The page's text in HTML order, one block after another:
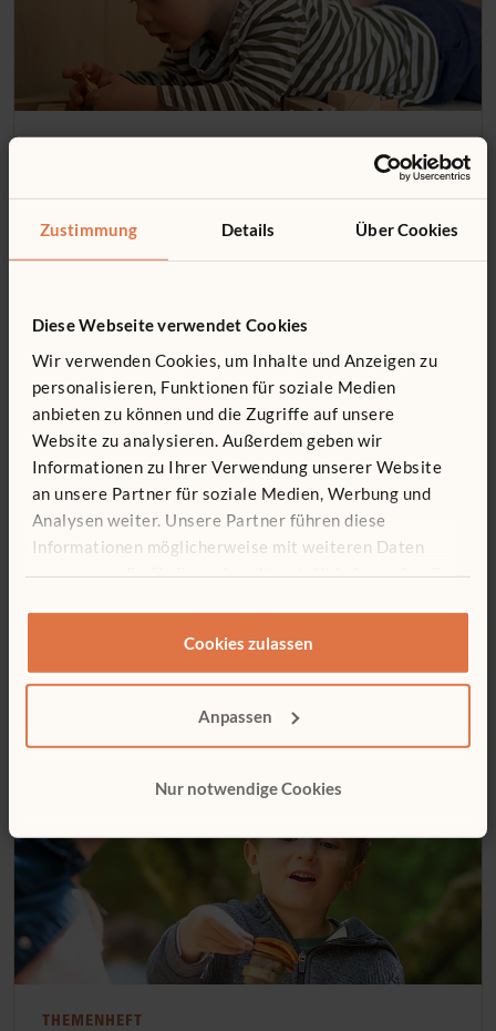
Zustimmung Details Über Cookies
Diese Webseite verwendet Cookies
Wir verwenden Cookies, um Inhalte und Anzeigen zu
personalisieren, Funktionen für soziale Medien
anbieten zu können und die Zugriffe auf unsere
Website zu analysieren. Außerdem geben wir
Informationen zu Ihrer Verwendung unserer Website
an unsere Partner für soziale Medien, Werbung und
Analysen weiter. Unsere Partner führen diese
Informationen möglicherweise mit weiteren Daten
zusammen, die Sie ihnen bereitgestellt haben oder die
Cookies zulassen
Anpassen
Nur notwendige Cookies
unseres Lebens betrifft, befinden sich viele von uns in völlig
neuen Situationen. Da wir beispielsweise unsere Kinder nicht
ARTIKEL
Mit allen Sinnen lernen
„Der intuitive Geist ist ein heiliges Geschenk und der rationale
Verstand ein treuer Diener. Wir haben eine Gesellschaft
erschaffen, die den Diener ehrt und das Geschenk vergessen
hat.“ (Albert Einstein) In den ersten Lebensjahren ist…
THEMENHEFT